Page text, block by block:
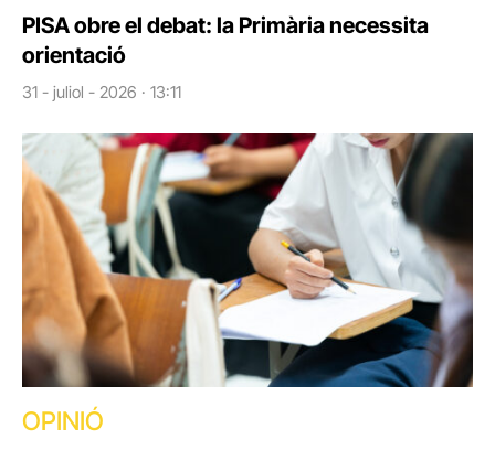
PISA obre el debat: la Primària necessita
orientació
31 - juliol - 2026 · 13:11
OPINIÓ